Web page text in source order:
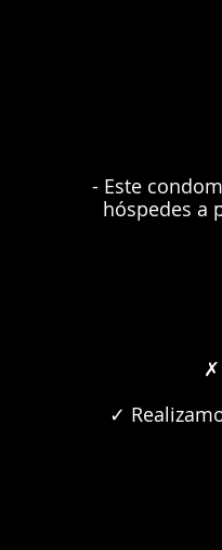
- Este
hóspedes a
✗
✓